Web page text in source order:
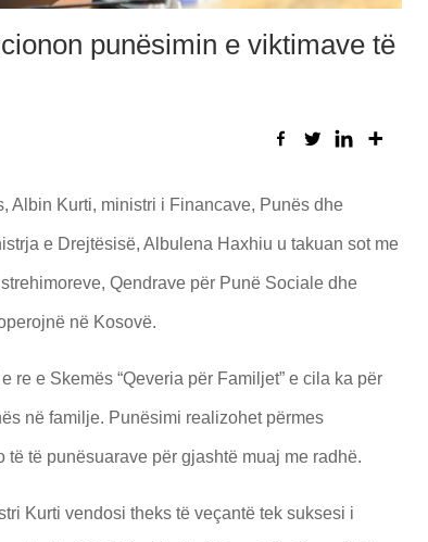
punësimin e viktimave të
Albin Kurti, ministri i Financave, Punës dhe
e Drejtësisë, Albulena Haxhiu u takuan sot me
Qendrave për Punë Sociale dhe
në Kosovë.
re e Skemës “Qeveria për Familjet” e cila ka për
në familje. Punësimi realizohet përmes
të punësuarave për gjashtë muaj me radhë.
Kurti vendosi theks të veçantë tek suksesi i